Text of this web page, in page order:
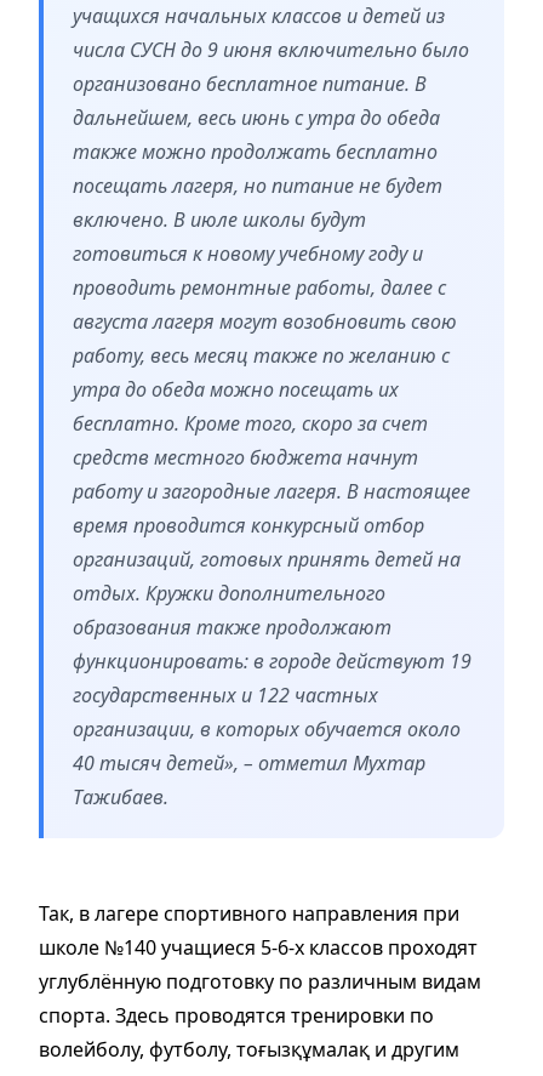
учащихся начальных классов и детей из
числа СУСН до 9 июня включительно было
организовано бесплатное питание. В
дальнейшем, весь июнь с утра до обеда
также можно продолжать бесплатно
посещать лагеря, но питание не будет
включено. В июле школы будут
готовиться к новому учебному году и
проводить ремонтные работы, далее с
августа лагеря могут возобновить свою
работу, весь месяц также по желанию с
утра до обеда можно посещать их
бесплатно. Кроме того, скоро за счет
средств местного бюджета начнут
работу и загородные лагеря. В настоящее
время проводится конкурсный отбор
организаций, готовых принять детей на
отдых. Кружки дополнительного
образования также продолжают
функционировать: в городе действуют 19
государственных и 122 частных
организации, в которых обучается около
40 тысяч детей», – отметил Мухтар
Тажибаев.
Так, в лагере спортивного направления при
школе №140 учащиеся 5-6-х классов проходят
углублённую подготовку по различным видам
спорта. Здесь проводятся тренировки по
волейболу, футболу, тоғызқұмалақ и другим